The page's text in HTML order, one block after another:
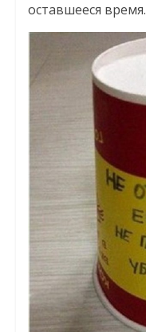
оставшееся время.